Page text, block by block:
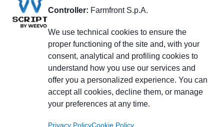
Farmfront S.p.A.
Planta y Domicilio social: Via S. Eusebio 7, 41014 Castelvetro di Modena
NIF, IVA, Número de registro en el Registro Mercantil de Modena
01294030364 – PEC (correo electrónico certificado):
farmfrontspa@legalmail.it
Controller: Farmfront S.p.A.
We use technical cookies to ensure the
proper functioning of the site and, with your
consent, analytical and profiling cookies to
understand how you use our services and
offer you a personalized experience. You can
accept all cookies, decline them, or manage
your preferences at any time.
Privacy PolicyCookie Policy